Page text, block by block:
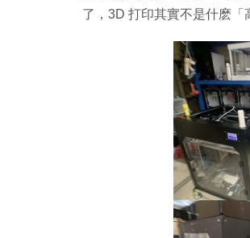
了，3D 打印其實不是什麽「